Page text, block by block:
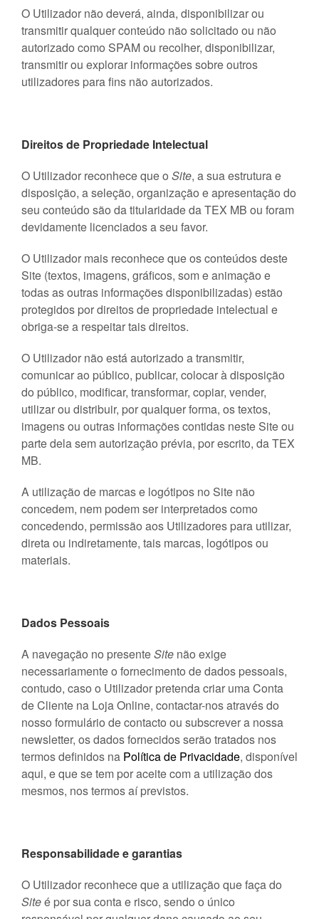
O Utilizador não deverá, ainda, disponibilizar ou
transmitir qualquer conteúdo não solicitado ou não
autorizado como SPAM ou recolher, disponibilizar,
transmitir ou explorar informações sobre outros
utilizadores para fins não autorizados.
Direitos de Propriedade Intelectual
O Utilizador reconhece que o Site, a sua estrutura e
disposição, a seleção, organização e apresentação do
seu conteúdo são da titularidade da TEX MB ou foram
devidamente licenciados a seu favor.
O Utilizador mais reconhece que os conteúdos deste
Site (textos, imagens, gráficos, som e animação e
todas as outras informações disponibilizadas) estão
protegidos por direitos de propriedade intelectual e
obriga-se a respeitar tais direitos.
O Utilizador não está autorizado a transmitir,
comunicar ao público, publicar, colocar à disposição
do público, modificar, transformar, copiar, vender,
utilizar ou distribuir, por qualquer forma, os textos,
imagens ou outras informações contidas neste Site ou
parte dela sem autorização prévia, por escrito, da TEX
MB.
A utilização de marcas e logótipos no Site não
concedem, nem podem ser interpretados como
concedendo, permissão aos Utilizadores para utilizar,
direta ou indiretamente, tais marcas, logótipos ou
materiais.
Dados Pessoais
A navegação no presenteSite não exige
necessariamente o fornecimento de dados pessoais,
contudo, caso o Utilizador pretenda criar uma Conta
de Cliente na Loja Online, contactar-nos através do
nosso formulário de contacto ou subscrever a nossa
newsletter, os dados fornecidos serão tratados nos
termos definidos na Política de Privacidade, disponível
aqui, e que se tem por aceite com a utilização dos
mesmos, nos termos aí previstos.
Responsabilidade e garantias
O Utilizador reconhece que a utilização que faça do
Siteé por sua conta e risco, sendo o único